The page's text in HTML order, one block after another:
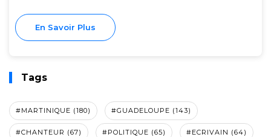
En Savoir Plus
Tags
#MARTINIQUE (180) #GUADELOUPE (143)
#CHANTEUR (67) #POLITIQUE (65) #ECRIVAIN (64)